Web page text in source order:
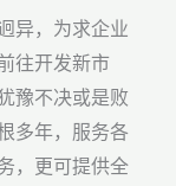
异，为求企业
往开发新市
豫不决或是败
多年，服务各
，更可提供全